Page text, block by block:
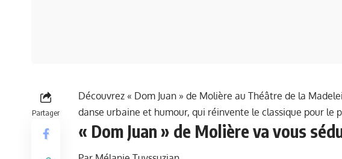
Partager
Découvrez « Dom Juan » de Molière au Théâtre de la
danse urbaine et humour, qui réinvente le classique pour le
« Dom Juan » de Molière va vous